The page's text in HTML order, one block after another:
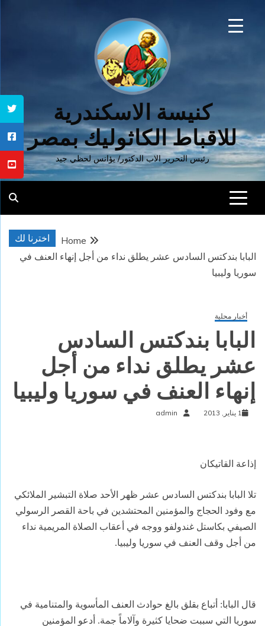
كنيسة الاسكندرية
للاقباط الكاثوليك بمصر
رئيس التحرير الاب الدكتور/ يؤانس لحظي جيد
اخترنا لك
Home
البابا بندكتس السادس عشر يطلق نداء من أجل إنهاء العنف في
سوريا وليبيا
أخبار محلية
البابا بندكتس السادس
عشر يطلق نداء من أجل
إنهاء العنف في سوريا وليبيا
1 يناير, 2013 admin
إذاعة القاتيكان
تلا البابا بندكتس السادس عشر ظهر الأحد صلاة التبشير الملائكي
مع وفود الحجاج والمؤمنين المحتشدين في باحة القصر الرسولي
الصيفي بكاستل غندولفو ووجه في أعقاب الصلاة المريمية نداء
من أجل وقف العنف في سوريا وليبيا.
قال البابا: أتباع بقلق بالغ حوادث العنف المأسوية والمتنامية في
سوريا التي سببت ضحايا كثيرة وآلاماً جمة. أدعو المؤمنين